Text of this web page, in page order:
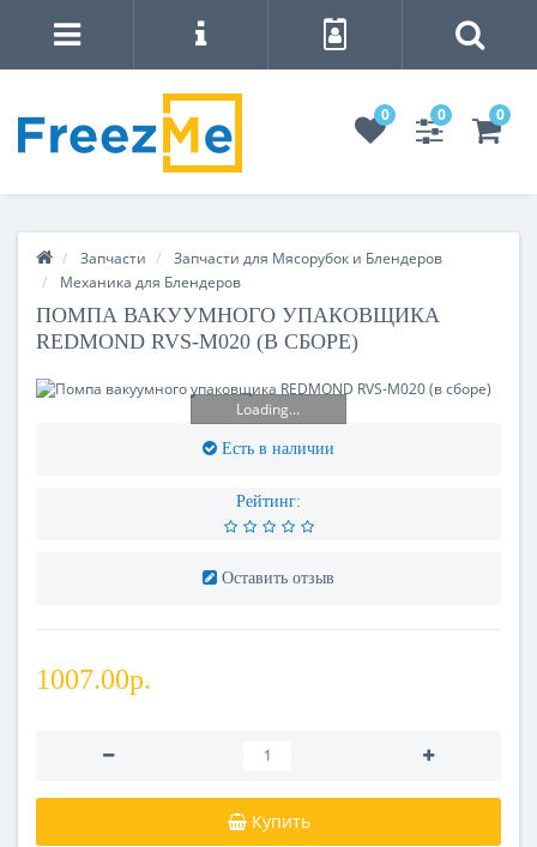
0 0 0
Запчасти
Запчасти для Мясорубок и Блендеров
Механика для Блендеров
ПОМПА ВАКУУМНОГО УПАКОВЩИКА
REDMOND RVS-M020 (В СБОРЕ)
Loading...
Есть в наличии
Рейтинг:
Оставить отзыв
1007.00р.
Купить